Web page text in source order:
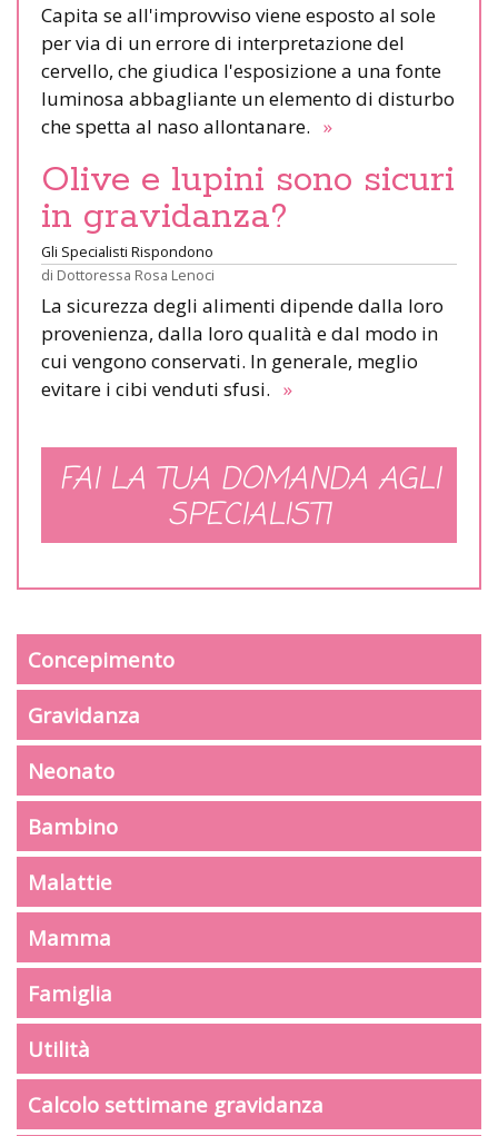
Capita se all'improvviso viene esposto al sole
per via di un errore di interpretazione del
cervello, che giudica l'esposizione a una fonte
luminosa abbagliante un elemento di disturbo
che spetta al naso allontanare. »
Olive e lupini sono sicuri
in gravidanza?
Gli Specialisti Rispondono
di Dottoressa Rosa Lenoci
La sicurezza degli alimenti dipende dalla loro
provenienza, dalla loro qualità e dal modo in
cui vengono conservati. In generale, meglio
evitare i cibi venduti sfusi. »
FAI LA TUA DOMANDA AGLI
SPECIALISTI
Concepimento
Gravidanza
Neonato
Bambino
Malattie
Mamma
Famiglia
Utilità
Calcolo settimane gravidanza